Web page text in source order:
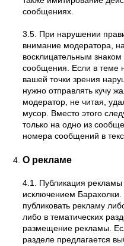
сообщениях.
3.5. При нарушении
внимание модератора,
восклицательным
сообщения. Если в теме
вашей точки зрения
нужно отправлять кучу
модератор, не читая,
мусор. Вместо этого
только на одно из
номера сообщений в
О рекламе
4.1. Публикация
исключением
публиковать рекламу
либо в тематических
размещение рекламы.
разделе предлагается